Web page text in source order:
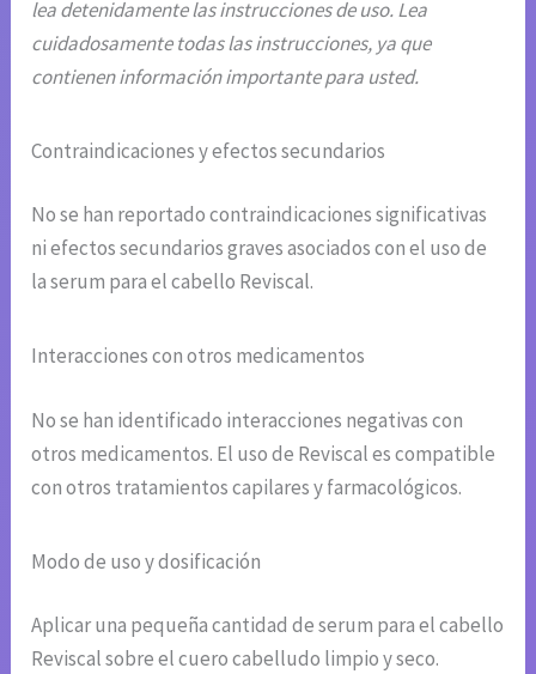
lea detenidamente las instrucciones de uso. Lea
cuidadosamente todas las instrucciones, ya que
contienen información importante para usted.
Contraindicaciones y efectos secundarios
No se han reportado contraindicaciones significativas
ni efectos secundarios graves asociados con el uso de
la serum para el cabello Reviscal.
Interacciones con otros medicamentos
No se han identificado interacciones negativas con
otros medicamentos. El uso de Reviscal es compatible
con otros tratamientos capilares y farmacológicos.
Modo de uso y dosificación
Aplicar una pequeña cantidad de serum para el cabello
Reviscal sobre el cuero cabelludo limpio y seco.